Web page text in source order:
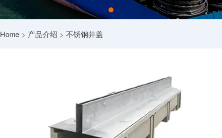
Home > 产品介绍 > 不锈钢井盖